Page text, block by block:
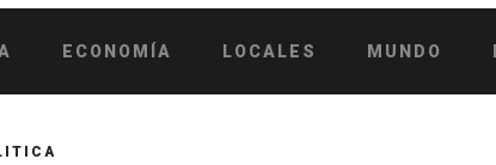
ECONOMÍA LOCALES MUNDO